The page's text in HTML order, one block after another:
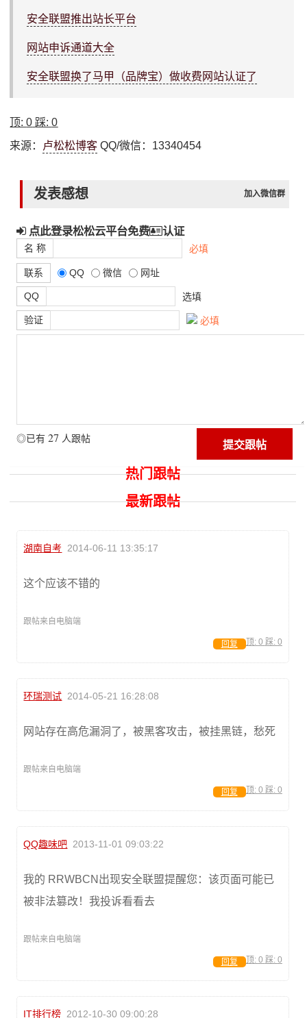
安全联盟推出站长平台
网站申诉通道大全
安全联盟换了马甲（品牌宝）做收费网站认证了
顶:0 踩:0
来源： 卢松松博客 QQ/微信：13340454
发表感想 加入微信群
点此登录松松云平台免费 认证
名 称 必填
联系 QQ 微信 网址
QQ 选填
验证 必填
◎已有 27 人跟帖
热门跟帖
最新跟帖
湖南自考 2014-06-11 13:35:17
这个应该不错的
跟帖来自电脑端
顶: 0 踩: 0
回复
环瑞测试 2014-05-21 16:28:08
网站存在高危漏洞了，被黑客攻击，被挂黑链，愁死
跟帖来自电脑端
顶: 0 踩: 0
回复
QQ趣味吧 2013-11-01 09:03:22
我的 RRWBCN出现安全联盟提醒您：该页面可能已
被非法篡改！我投诉看看去
跟帖来自电脑端
顶: 0 踩: 0
回复
IT排行榜 2012-10-30 09:00:28